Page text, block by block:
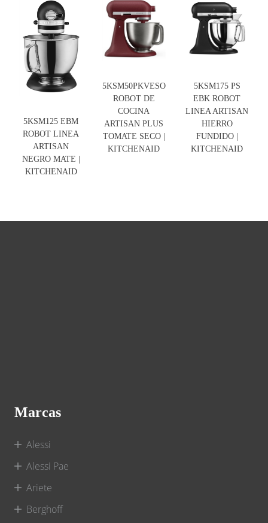
5KSM125 EBM
ROBOT LINEA
ARTISAN
NEGRO MATE |
KITCHENAID
5KSM50PKVESO
ROBOT DE
COCINA
ARTISAN PLUS
TOMATE SECO |
KITCHENAID
5KSM175 PS
EBK ROBOT
LINEA ARTISAN
HIERRO
FUNDIDO |
KITCHENAID
Marcas
Alessi
Alessi Pae
Ariete
Berghoff